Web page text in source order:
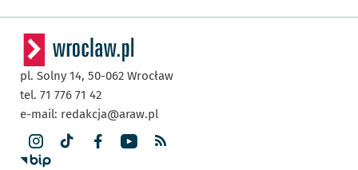
pl. Solny 14, 50-062 Wrocław
tel. 71 776 71 42
e-mail: redakcja@araw.pl